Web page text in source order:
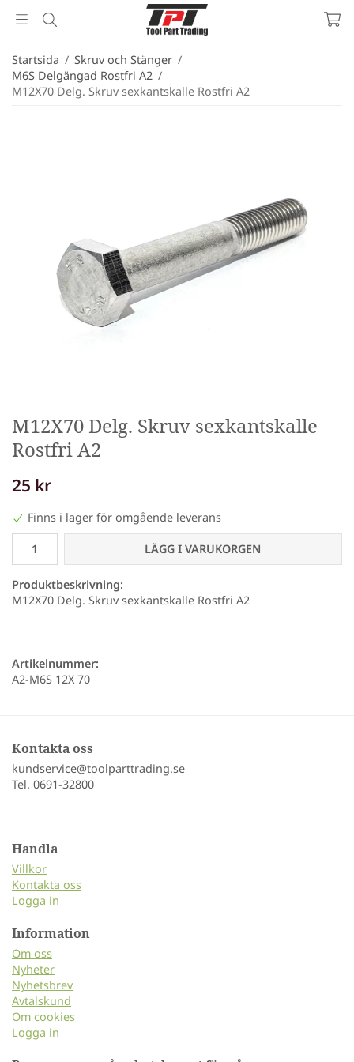
Startsida / Skruv och Stänger /
M6S Delgängad Rostfri A2 /
M12X70 Delg. Skruv sexkantskalle Rostfri A2
M12X70 Delg. Skruv sexkantskalle
Rostfri A2
25 kr
Finns i lager för omgående leverans
LÄGG I VARUKORGEN
Produktbeskrivning:
M12X70 Delg. Skruv sexkantskalle Rostfri A2
Artikelnummer:
A2-M6S 12X 70
Kontakta oss
kundservice@toolparttrading.se
Tel. 0691-32800
Handla
Villkor
Kontakta oss
Logga in
Information
Om oss
Nyheter
Nyhetsbrev
Avtalskund
Om cookies
Logga in